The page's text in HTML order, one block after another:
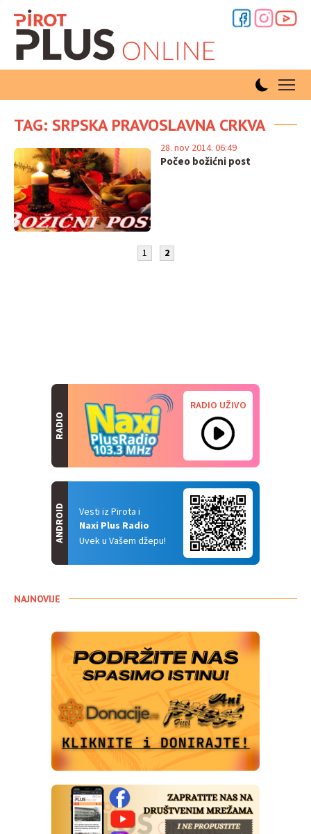
TAG: SRPSKA PRAVOSLAVNA CRKVA
Počeo božićni post
28. nov 2014. 06:49
1 2
RADIO
RADIO UŽIVO
Vesti iz Pirota i
Naxi Plus Radio
Uvek u Vašem džepu!
ANDROID
NAJNOVIJE